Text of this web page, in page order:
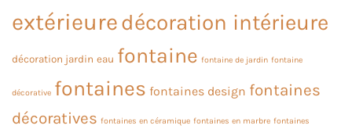
extérieuredécoration intérieure
décoration jardin eau fontaine fontaine de jardin fontaine
décorative fontaines fontaines design fontaines
décoratives fontaines en céramique fontaines en marbre fontaines